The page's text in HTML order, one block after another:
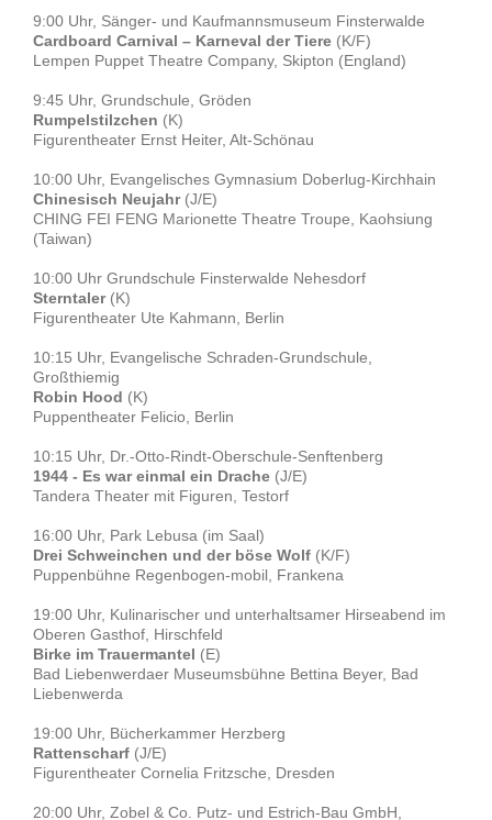
9:00 Uhr, Sänger- und Kaufmannsmuseum Finsterwalde
Cardboard Carnival – Karneval der Tiere (K/F)
Lempen Puppet Theatre Company, Skipton (England)
9:45 Uhr, Grundschule, Gröden
Rumpelstilzchen (K)
Figurentheater Ernst Heiter, Alt-Schönau
10:00 Uhr, Evangelisches Gymnasium Doberlug-Kirchhain
Chinesisch Neujahr(J/E)
CHING FEI FENG Marionette Theatre Troupe, Kaohsiung
(Taiwan)
10:00 Uhr Grundschule Finsterwalde Nehesdorf
Sterntaler(K)
Figurentheater Ute Kahmann, Berlin
10:15 Uhr, Evangelische Schraden-Grundschule,
Großthiemig
Robin Hood (K)
Puppentheater Felicio, Berlin
10:15 Uhr, Dr.-Otto-Rindt-Oberschule-Senftenberg
1944 - Es war einmal ein Drache (J/E)
Tandera Theater mit Figuren, Testorf
16:00 Uhr, Park Lebusa (im Saal)
Drei Schweinchen und der böse Wolf (K/F)
Puppenbühne Regenbogen-mobil, Frankena
19:00 Uhr, Kulinarischer und unterhaltsamer Hirseabend im
Oberen Gasthof, Hirschfeld
Birke im Trauermantel (E)
Bad Liebenwerdaer Museumsbühne Bettina Beyer, Bad
Liebenwerda
19:00 Uhr, Bücherkammer Herzberg
Rattenscharf (J/E)
Figurentheater Cornelia Fritzsche, Dresden
20:00 Uhr, Zobel & Co. Putz- und Estrich-Bau GmbH,